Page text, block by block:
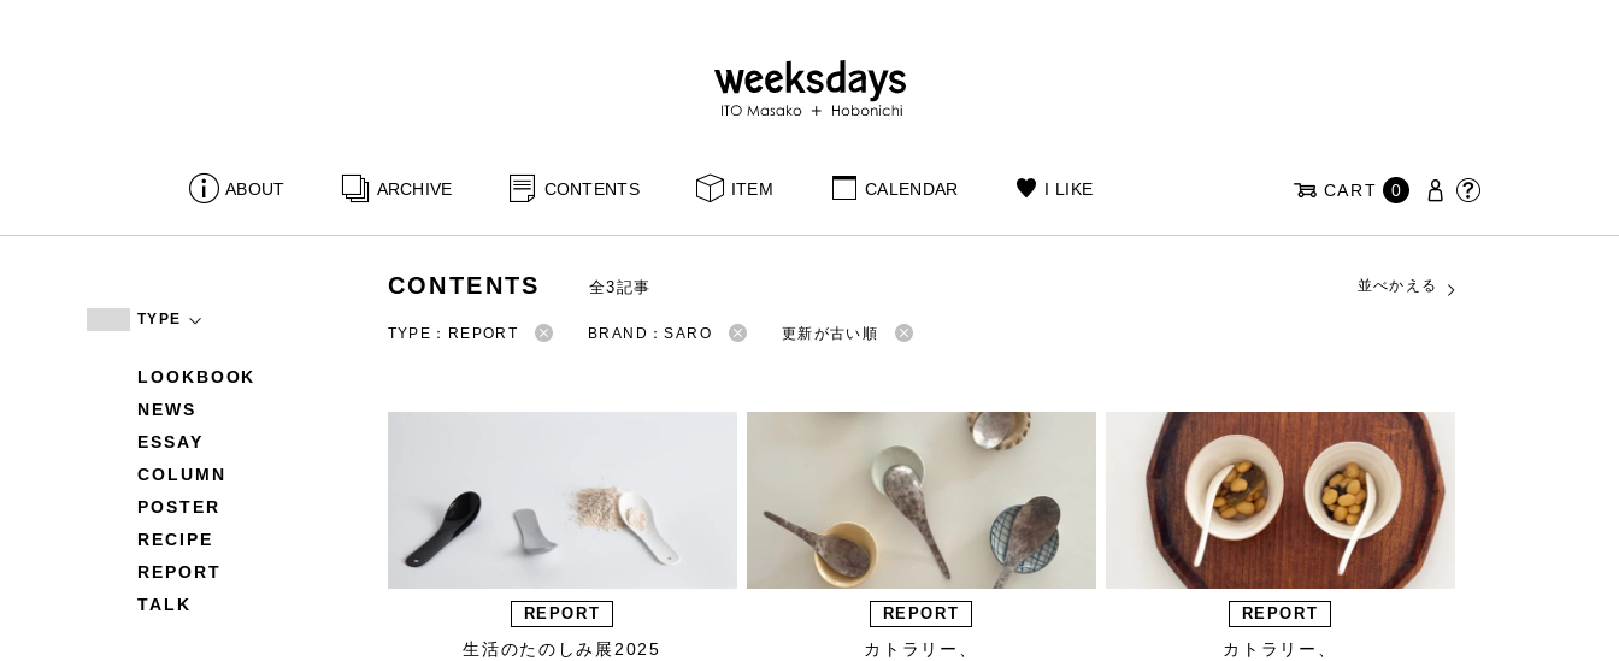
ABOUT ARCHIVE CONTENTS ITEM CALENDAR I LIKE CART 0
TYPE
LOOKBOOK
NEWS
ESSAY
COLUMN
POSTER
RECIPE
REPORT
TALK
CONTENTS 全3記事 並べかえる
TYPE：REPORT BRAND：SARO 更新が古い順
REPORT
生活のたのしみ展2025
REPORT
カトラリー、
REPORT
カトラリー、